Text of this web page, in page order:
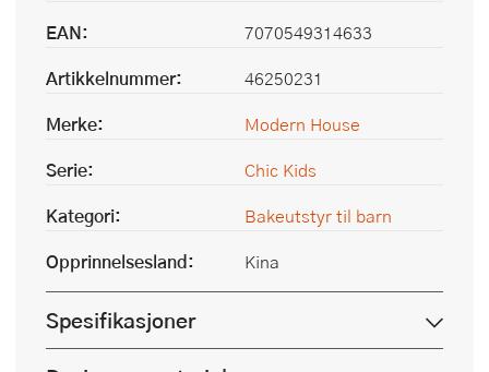
EAN:
7070549314633
Artikkelnummer:
46250231
Merke:
Modern House
Serie:
Chic Kids
Kategori:
Bakeutstyr til barn
Opprinnelsesland:
Kina
Spesifikasjoner